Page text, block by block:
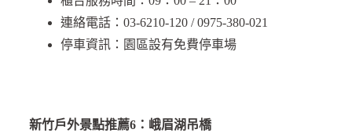
連絡電話：03-6210-120 / 0975-380-021
停車資訊：園區設有免費停車場
新竹戶外景點推薦6：峨眉湖吊橋